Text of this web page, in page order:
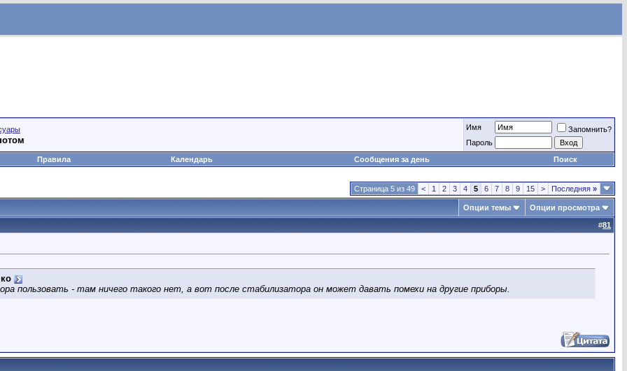
Имя
Запомнить?
Пароль
Правила
Календарь Сообщения за день Поиск
Страница 5 из 49 < 1 2 3 4 5 6 7 8 9 15 > Последняя »
Опции темы Опции просмотра
#81
пользовать - там ничего такого нет, а вот после стабилизатора он может давать помехи на другие приборы.